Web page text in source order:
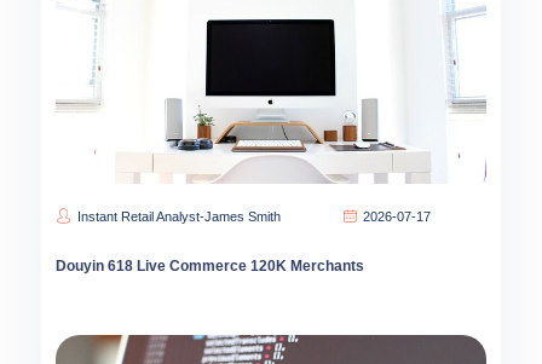
Instant Retail Analyst-James Smith 2026-07-17
Douyin 618 Live Commerce 120K Merchants